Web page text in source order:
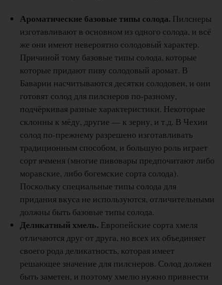
Ароматические базовые типы солода. Пилснеры
изготавливают в основном из одного солода, и всё
же они имеют невероятно солодовый характер.
Причиной тому базовые типы солода, которые
которые придают пиву солодовый аромат. В
Баварии насчитываются десятки солодовен, и они
готовят солод для пилснеров по-разному,
подчёркивая разные характеристики. Некоторые
склонны к мёду, другие — к зерну, и т.д. В Чехии
солод по-прежнему разрешено изготавливать
традиционным способом, и большую роль играет
сорт ячменя (многие пивовары предпочитают либо
моравские, либо богемские сорта солода).
Поскольку специальные типы солода для
придания вкуса не используются, отличительными
должны быть базовые типы солода.
Деликатный хмель. Европейские сорта хмеля
отличаются друг от друга, но всех их объединяет
своего рода деликатность, которая имеет
решающее значение для пилснеров. Солод должен
быть заметен, и поэтому хмелю нужно привнести